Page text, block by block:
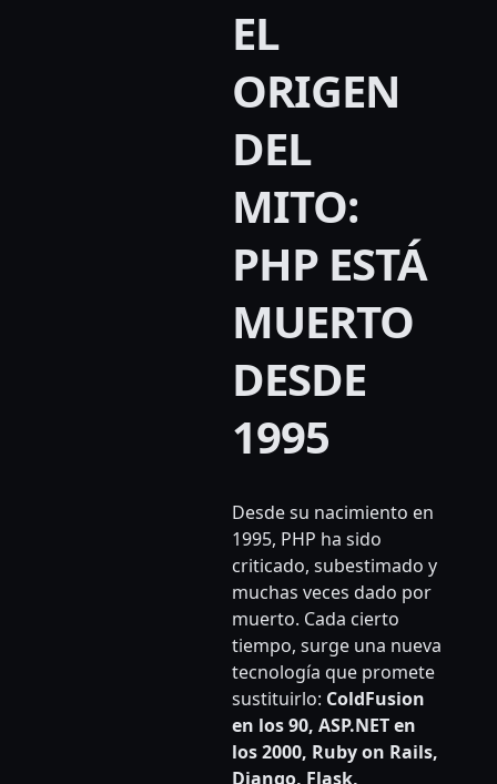
EL
ORIGEN
DEL
MITO:
PHP ESTÁ
MUERTO
DESDE
1995
Desde su nacimiento en
1995, PHP ha sido
criticado, subestimado y
muchas veces dado por
muerto. Cada cierto
tiempo, surge una nueva
tecnología que promete
sustituirlo: ColdFusion
en los 90, ASP.NET en
los 2000, Ruby on Rails,
Django, Flask,